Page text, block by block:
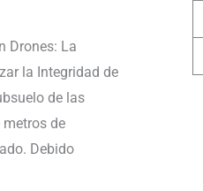
Drones: La
la Integridad de
de las
metros de
Debido